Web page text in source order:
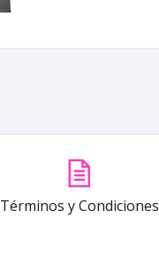
Términos y Condiciones